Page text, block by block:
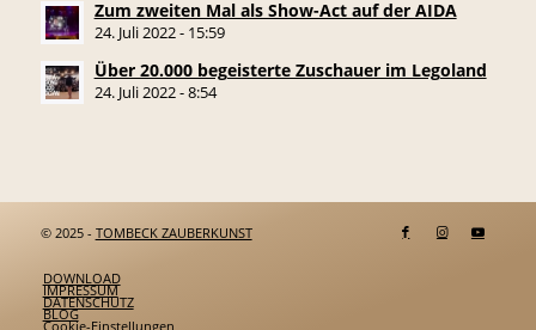
Zum zweiten Mal als Show-Act auf der AIDA
24. Juli 2022 - 15:59
Über 20.000 begeisterte Zuschauer im Legoland
24. Juli 2022 - 8:54
© 2025 - TOMBECK ZAUBERKUNST
DOWNLOAD
IMPRESSUM
DATENSCHUTZ
BLOG
Cookie-Einstellungen